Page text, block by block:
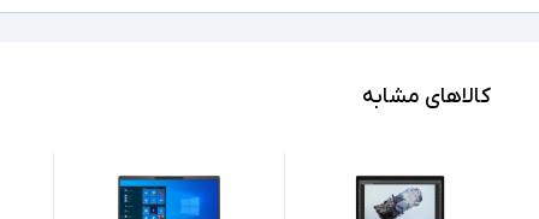
نسل پردازنده
کالاهای مشابه